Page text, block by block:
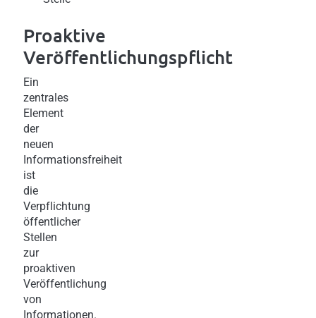
Proaktive
Veröffentlichungspflicht
Ein
zentrales
Element
der
neuen
Informationsfreiheit
ist
die
Verpflichtung
öffentlicher
Stellen
zur
proaktiven
Veröffentlichung
von
Informationen.